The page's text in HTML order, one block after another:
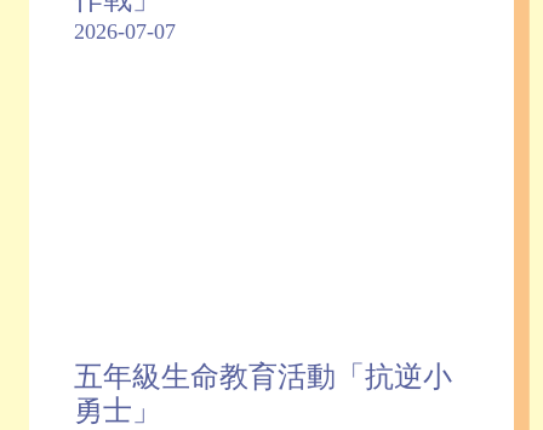
2026-07-07
五年級生命教育活動「抗逆小
勇士」